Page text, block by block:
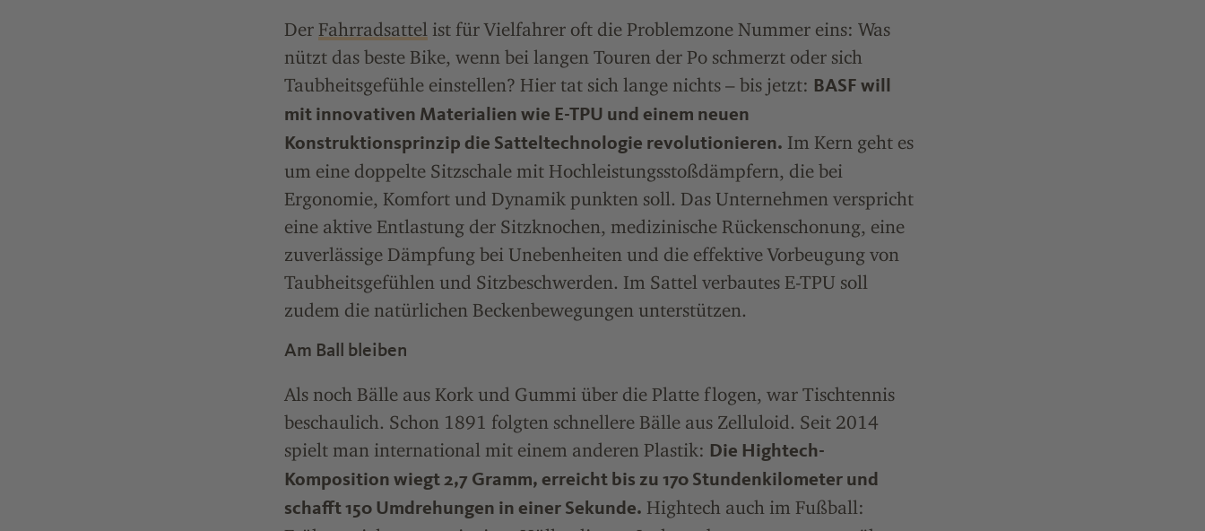
Der Fahrradsattelist für Vielfahrer oft die Problemzone Nummer eins: Was
nützt das beste Bike, wenn bei langen Touren der Po schmerzt oder sich
Taubheitsgefühle einstellen? Hier tat sich lange nichts – bis jetzt: BASF will
mit innovativen Materialien wie E-TPU und einem neuen
Konstruktionsprinzip die Satteltechnologie revolutionieren. Im Kern geht es
um eine doppelte Sitzschale mit Hochleistungsstoßdämpfern, die bei
Ergonomie, Komfort und Dynamik punkten soll. Das Unternehmen verspricht
eine aktive Entlastung der Sitzknochen, medizinische Rückenschonung, eine
zuverlässige Dämpfung bei Unebenheiten und die effektive Vorbeugung von
Taubheitsgefühlen und Sitzbeschwerden. Im Sattel verbautes E-TPU soll
zudem die natürlichen Beckenbewegungen unterstützen.
Am Ball bleiben
Als noch Bälle aus Kork und Gummi über die Platte flogen, war Tischtennis
beschaulich. Schon 1891 folgten schnellere Bälle aus Zelluloid. Seit 2014
spielt man international mit einem anderen Plastik: Die Hightech-
Komposition wiegt 2,7 Gramm, erreicht bis zu 170 Stundenkilometer und
schafft 150 Umdrehungen in einer Sekunde. Hightech auch im Fußball: